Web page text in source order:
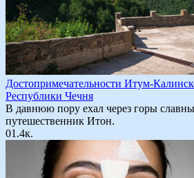
Достопримечательности Итум-
Республики Чечня
В давнюю пору ехал через горы
путешественник Итон.
01.4к.